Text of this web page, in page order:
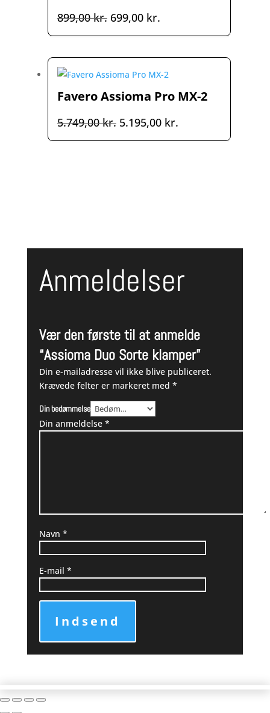
899,00kr. Den
oprindelige
899,00 kr..
699,00 kr.Den
aktuelle
699,00 kr..
Favero Assioma Pro MX-2
5.749,00kr. Den
oprindelige
5.195,00 kr.Den
aktuelle
Anmeldelser
Vær den første til at anmelde
“Assioma Duo Sorte klamper”
Din e-mailadresse vil ikke blive publiceret.
Krævede felter er markeret med *
Din bedømmelse
Din anmeldelse *
Navn *
E-mail *
Indsend